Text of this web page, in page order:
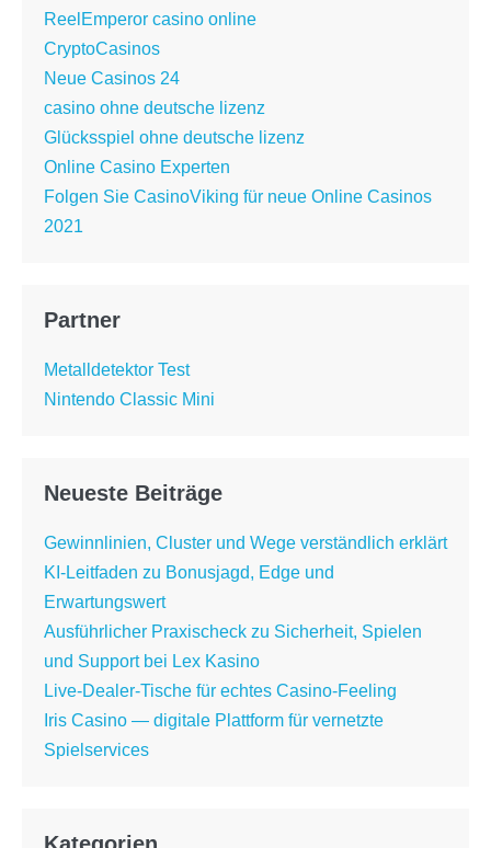
ReelEmperor casino online
CryptoCasinos
Neue Casinos 24
casino ohne deutsche lizenz
Glücksspiel ohne deutsche lizenz
Online Casino Experten
Folgen Sie CasinoViking für neue Online Casinos
2021
Partner
Metalldetektor Test
Nintendo Classic Mini
Neueste Beiträge
Gewinnlinien, Cluster und Wege verständlich erklärt
KI-Leitfaden zu Bonusjagd, Edge und
Erwartungswert
Ausführlicher Praxischeck zu Sicherheit, Spielen
und Support bei Lex Kasino
Live-Dealer-Tische für echtes Casino-Feeling
Iris Casino — digitale Plattform für vernetzte
Spielservices